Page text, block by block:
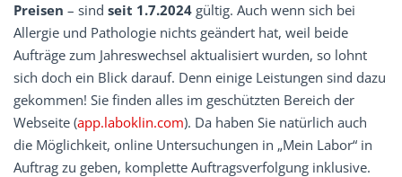
Preisen – sind seit 1.7.2024 gültig. Auch wenn sich bei
Allergie und Pathologie nichts geändert hat, weil beide
Aufträge zum Jahreswechsel aktualisiert wurden, so lohnt
sich doch ein Blick darauf. Denn einige Leistungen sind dazu
gekommen! Sie finden alles im geschützten Bereich der
Webseite (app.laboklin.com). Da haben Sie natürlich auch
die Möglichkeit, online Untersuchungen in „Mein Labor“ in
Auftrag zu geben, komplette Auftragsverfolgung inklusive.